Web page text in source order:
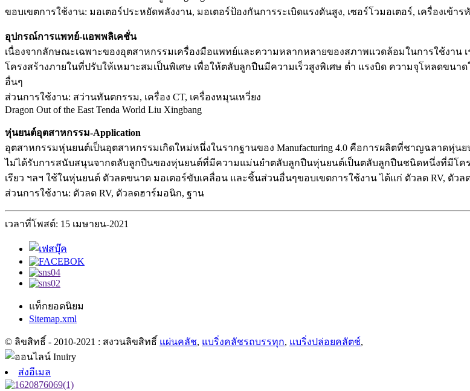
ขอบเขตการใช้งาน: มอเตอร์ประหยัดพลังงาน, มอเตอร์ป้องกันการระเบิดแรงดันสูง, เซอร์โวมอเตอร์, เครื่องเข้า
อุปกรณ์การแพทย์-แอพพลิเคชั่น
เนื่องจากลักษณะเฉพาะของอุตสาหกรรมเครื่องมือแพทย์และความหลากหลายของสภาพแวดล้อมในการใช้งาน
โครงสร้างภายในที่ปรับให้เหมาะสมเป็นพิเศษ เพื่อให้ตลับลูกปืนมีความเร็วสูงพิเศษ ต่ำ แรงบิด ความจุโหลดข
อื่นๆ
ส่วนการใช้งาน: สว่านทันตกรรม, เครื่อง CT, เครื่องหมุนเหวี่ยง
Dragon Out of the East Tenda World Liu Xingbang
หุ่นยนต์อุตสาหกรรม-Application
อุตสาหกรรมหุ่นยนต์เป็นอุตสาหกรรมเกิดใหม่หนึ่งในรากฐานของ Manufacturing 4.0 คือการผลิตที่ชาญฉลาดหุ่
ไม่ได้รับการสนับสนุนจากตลับลูกปืนของหุ่นยนต์ที่มีความแม่นยำตลับลูกปืนหุ่นยนต์เป็นตลับลูกปืนชนิดหนึ่งที่มีโค
เรียว ฯลฯ ใช้ในหุ่นยนต์ ตัวลดขนาด มอเตอร์ขับเคลื่อน และชิ้นส่วนอื่นๆขอบเขตการใช้งาน ได้แก่ ตัวลด RV, ตัวล
ส่วนการใช้งาน: ตัวลด RV, ตัวลดฮาร์มอนิก, ฐาน
เวลาที่โพสต์: 15 เมษายน-2021
แท็กยอดนิยม
Sitemap.xml
© ลิขสิทธิ์ - 2010-2021 : สงวนลิขสิทธิ์ แผ่นคลัช, แบริ่งคลัชรถบรรทุก, แบริ่งปล่อยคลัตช์,
ส่งอีเมล